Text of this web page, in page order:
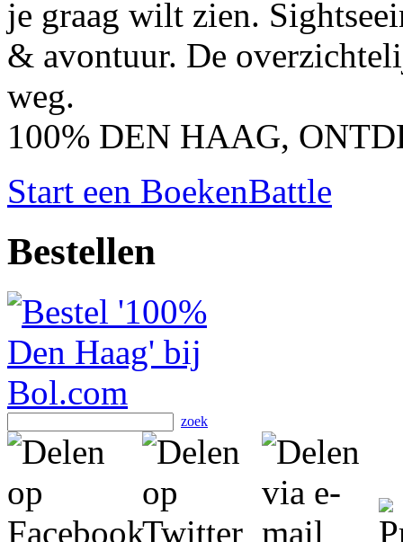
je graag wilt zien.
& avontuur. De
weg.
100% DEN HAAG,
Start een BoekenBattle
Bestellen
zoek